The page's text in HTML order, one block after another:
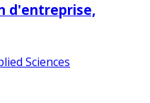
d'entreprise,
Sciences